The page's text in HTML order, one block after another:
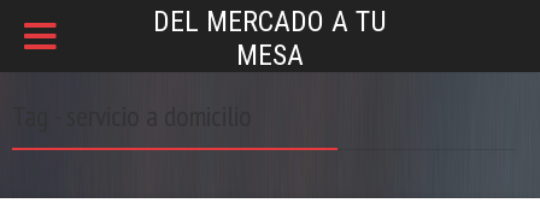
DEL MERCADO A TU
MESA